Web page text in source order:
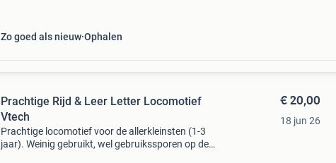
Zo goed als nieuw Ophalen
Prachtige Rijd & Leer Letter Locomotief
Vtech
Prachtige locomotief voor de allerkleinsten (1-3
jaar). Weinig gebruikt, wel gebruikssporen op de
€ 20,00
18 jun 26